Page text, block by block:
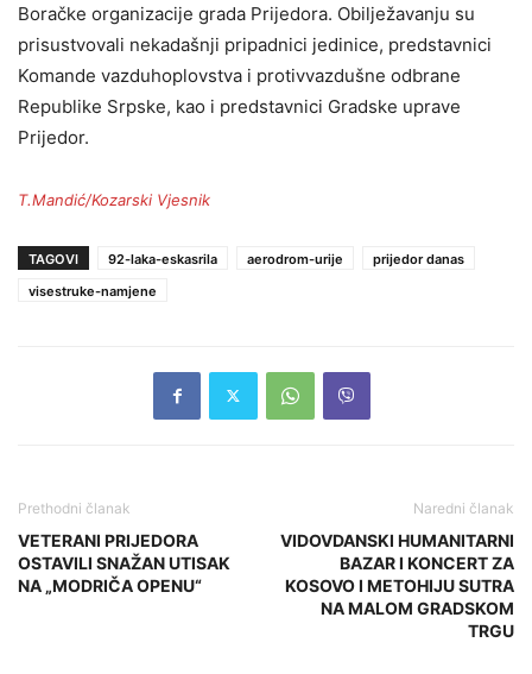
Boračke organizacije grada Prijedora. Obilježavanju su
prisustvovali nekadašnji pripadnici jedinice, predstavnici
Komande vazduhoplovstva i protivvazdušne odbrane
Republike Srpske, kao i predstavnici Gradske uprave
Prijedor.
T.Mandić/Kozarski Vjesnik
TAGOVI 92-laka-eskasrila aerodrom-urije
prijedor danas
visestruke-namjene
Prethodni članak
VETERANI PRIJEDORA
OSTAVILI SNAŽAN UTISAK
NA „MODRIČA OPENU“
Naredni članak
VIDOVDANSKI HUMANITARNI
BAZAR I KONCERT ZA
KOSOVO I METOHIJU SUTRA
NA MALOM GRADSKOM
TRGU